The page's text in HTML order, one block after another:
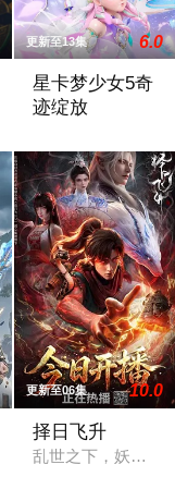
。 无论城市的角落
更新至13集 6.0
星卡梦少女5奇
迹绽放
修仙世界——云月大
更新至06集 10.0
择日飞升
乱世之下，妖祟横